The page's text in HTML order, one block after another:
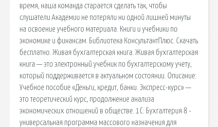
время, наша команда старается сделать так, чтобы
слушатели Академии не потеряли ни одной лишней минуты
на освоение учебного материала. Книги и учебники по
экономике и финансам. Библиотека КонсультантПлюс. Скачать
бесплатно. Живая бухгалтерская книга. Живая бухгалтерская
книга — это электронный учебник по бухгалтерскому учету,
который поддерживается в актуальном состоянии. Описание:
Учебное пособие «Деньги, кредит, банки. Экспресс-курс» —
это теоретический курс, продолжение анализа
экономических отношений в обществе. 1С: Бухгалтерия 8 -
универсальная программа массового назначения для